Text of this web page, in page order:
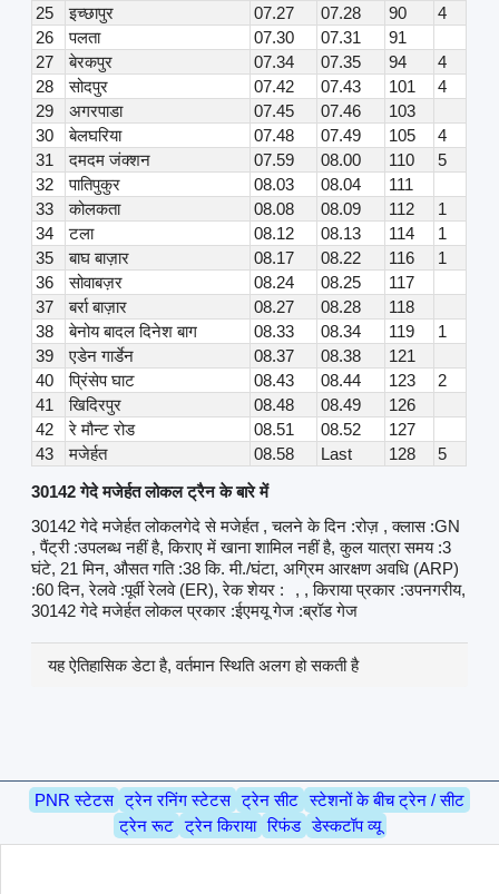
25
इच्छापुर 07.27 07.28 90
4
26
पलता 07.30 07.31
91
27
बेरकपुर 07.34 07.35 94
4
28
सोदपुर 07.42 07.43 101
4
29
अगरपाडा 07.45 07.46
103
30
बेलघरिया 07.48 07.49 105
4
31
दमदम जंक्शन 07.59 08.00 110
5
32
पातिपुकुर 08.03 08.04
111
33
कोलकता 08.08 08.09 112
1
34
टला 08.12 08.13 114
1
35
बाघ बाज़ार 08.17 08.22 116
1
36
सोवाबज़र 08.24 08.25
117
37
बर्रा बाज़ार 08.27 08.28
118
38
बेनोय बादल दिनेश बाग 08.33 08.34 119
1
39
एडेन गार्डेन 08.37 08.38
121
40
प्रिंसेप घाट 08.43 08.44 123
2
41
खिदिरपुर 08.48 08.49
126
42
रे मौन्ट रोड 08.51 08.52
127
43
मजेर्हत 08.58 Last 128
5
30142 गेदे मजेर्हत लोकल ट्रैन के बारे में
30142 गेदे मजेर्हत लोकलगेदे से मजेर्हत , चलने के दिन :रोज़ , क्लास :GN
, पैंट्री :उपलब्ध नहीं है, किराए में खाना शामिल नहीं है, कुल यात्रा समय :3
घंटे, 21 मिन, औसत गति :38 कि. मी./घंटा, अग्रिम आरक्षण अवधि (ARP)
:60 दिन, रेलवे :पूर्वी रेलवे (ER), रेक शेयर :
, , किराया प्रकार :उपनगरीय,
30142 गेदे मजेर्हत लोकल प्रकार :ईएमयू गेज :ब्रॉड गेज
यह ऐतिहासिक डेटा है, वर्तमान स्थिति अलग हो सकती है
PNR स्टेटस ट्रेन रनिंग स्टेटस ट्रेन सीट स्टेशनों के बीच ट्रेन / सीट
ट्रेन रूट ट्रेन किराया रिफंड डेस्कटॉप व्यू